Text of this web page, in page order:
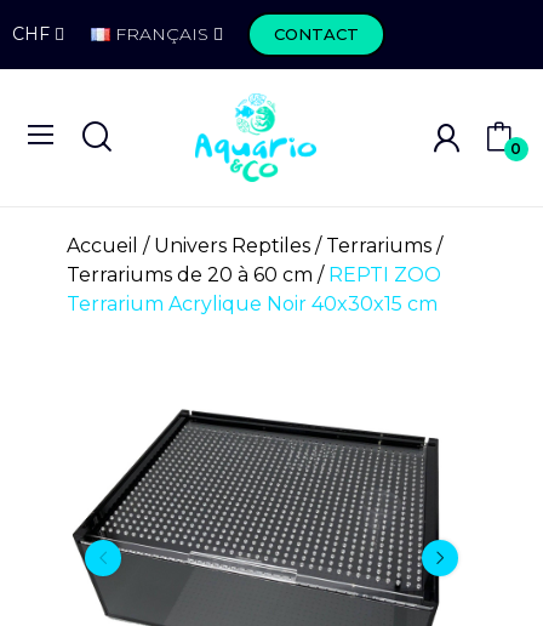
CHF FRANÇAIS CONTACT
0
Accueil Univers Reptiles
Terrariums
Terrariums de 20 à 60 cm
REPTI ZOO
Terrarium Acrylique Noir 40x30x15 cm